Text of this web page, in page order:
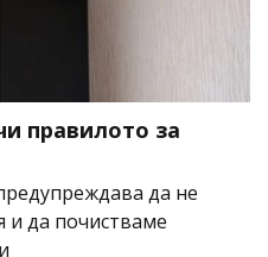
правилото за
да не
и да почистваме